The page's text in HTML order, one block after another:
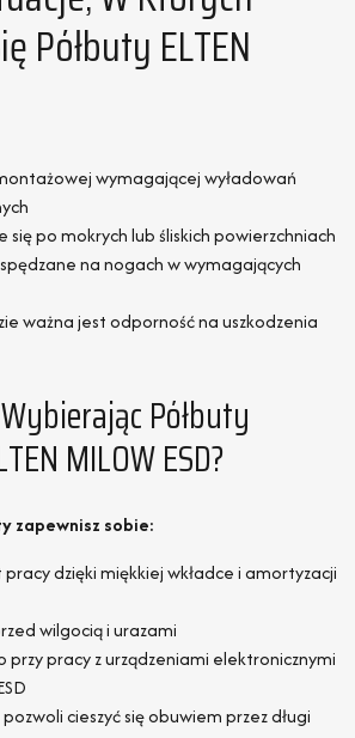
Półbuty ELTEN
wymagającej wyładowań
się po mokrych lub śliskich powierzchniach
na nogach w wymagających
ważna jest odporność na uszkodzenia
Półbuty
MILOW ESD?
zapewnisz sobie:
dzięki miękkiej wkładce i amortyzacji
wilgocią i urazami
przy pracy z urządzeniami elektronicznymi
cieszyć się obuwiem przez długi